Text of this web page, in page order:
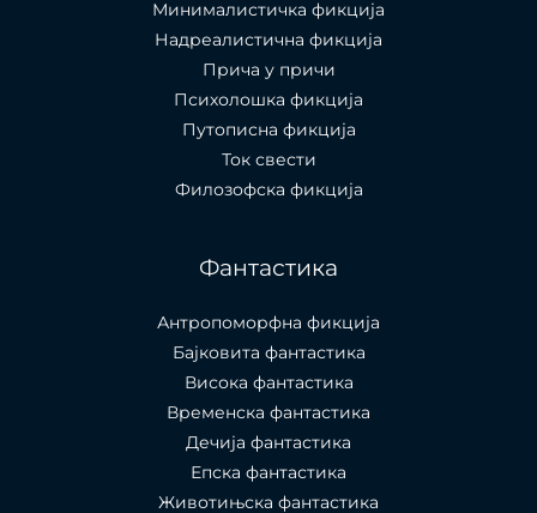
Минималистичка фикција
Надреалистична фикција
Прича у причи
Психолошкa фикција
Путописна фикција
Ток свести
Филозофска фикција
Фантастика
Антропоморфна фикција
Бајковита фантастика
Висока фантастика
Временска фантастика
Дечија фантастика
Епска фантастика
Животињска фантастика